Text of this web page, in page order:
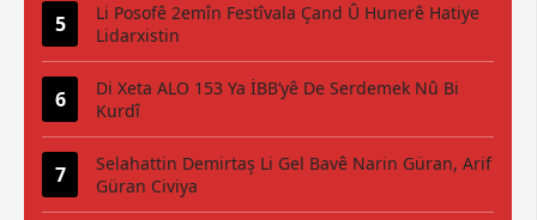
Li Posofê 2emîn Festîvala Çand Û Hunerê Hatiye
Lidarxistin
Di Xeta ALO 153 Ya İBB’yê De Serdemek Nû Bi
Kurdî
Selahattin Demirtaş Li Gel Bavê Narin Güran, Arif
Güran Civiya